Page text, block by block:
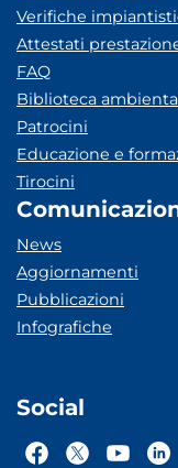
Verifiche
Attestati
FAQ
Biblioteca
Patrocini
Educazione e
Tirocini
News
Aggiornamenti
Pubblicazioni
Infografiche
Social